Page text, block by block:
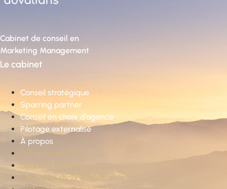
Cabinet de conseil en
Marketing Management
Le cabinet
Conseil stratégique
Sparring partner
Conseil en choix d’agence
Pilotage externalisé
À propos
Conseil stratégique
Sparring partner
Conseil en choix d’agence